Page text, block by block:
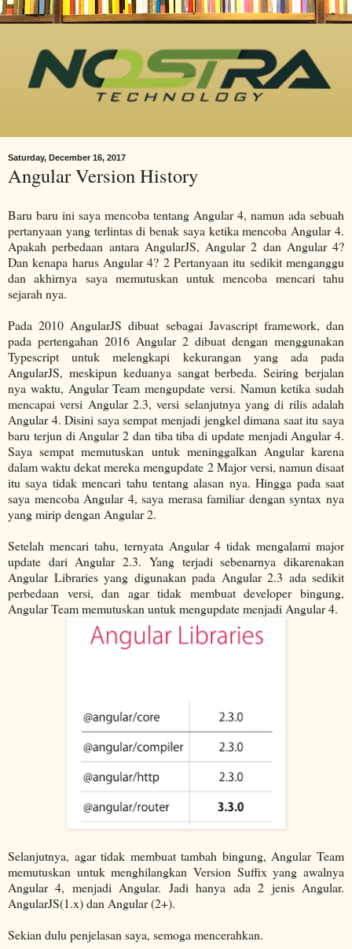
Saturday, December 16, 2017
Angular Version History
Baru baru ini saya mencoba tentang Angular 4, namun ada sebuah
pertanyaan yang terlintas di benak saya ketika mencoba Angular 4.
Apakah perbedaan antara AngularJS, Angular 2 dan Angular 4?
Dan kenapa harus Angular 4? 2 Pertanyaan itu sedikit menganggu
dan akhirnya saya memutuskan untuk mencoba mencari tahu
sejarah nya.
Pada 2010 AngularJS dibuat sebagai Javascript framework, dan
pada pertengahan 2016 Angular 2 dibuat dengan menggunakan
Typescript untuk melengkapi kekurangan yang ada pada
AngularJS, meskipun keduanya sangat berbeda. Seiring berjalan
nya waktu, Angular Team mengupdate versi. Namun ketika sudah
mencapai versi Angular 2.3, versi selanjutnya yang di rilis adalah
Angular 4. Disini saya sempat menjadi jengkel dimana saat itu saya
baru terjun di Angular 2 dan tiba tiba di update menjadi Angular 4.
Saya sempat memutuskan untuk meninggalkan Angular karena
dalam waktu dekat mereka mengupdate 2 Major versi, namun disaat
itu saya tidak mencari tahu tentang alasan nya. Hingga pada saat
saya mencoba Angular 4, saya merasa familiar dengan syntax nya
yang mirip dengan Angular 2.
Setelah mencari tahu, ternyata Angular 4 tidak mengalami major
update dari Angular 2.3. Yang terjadi sebenarnya dikarenakan
Angular Libraries yang digunakan pada Angular 2.3 ada sedikit
perbedaan versi, dan agar tidak membuat developer bingung,
Angular Team memutuskan untuk mengupdate menjadi Angular 4.
Selanjutnya, agar tidak membuat tambah bingung, Angular Team
memutuskan untuk menghilangkan Version Suffix yang awalnya
Angular 4, menjadi Angular. Jadi hanya ada 2 jenis Angular.
AngularJS(1.x) dan Angular (2+).
Sekian dulu penjelasan saya, semoga mencerahkan.